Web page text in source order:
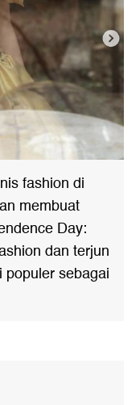
fashion di
membuat
Day:
dan terjun
sebagai